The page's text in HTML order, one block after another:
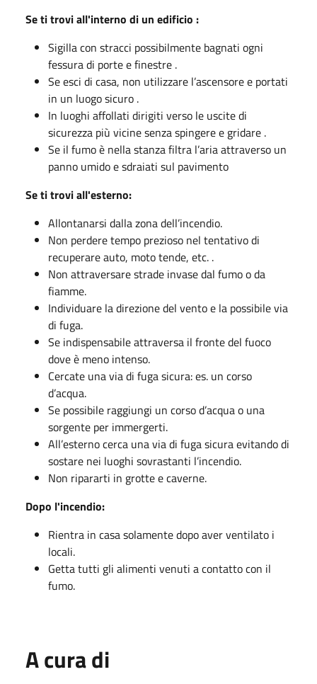
Se ti trovi all'interno di un edificio :
Sigilla con stracci possibilmente bagnati ogni
fessura di porte e finestre .
Se esci di casa, non utilizzare l’ascensore e portati
in un luogo sicuro .
In luoghi affollati dirigiti verso le uscite di
sicurezza più vicine senza spingere e gridare .
Se il fumo è nella stanza filtra l’aria attraverso un
panno umido e sdraiati sul pavimento
Se ti trovi all'esterno:
Allontanarsi dalla zona dell’incendio.
Non perdere tempo prezioso nel tentativo di
recuperare auto, moto tende, etc. .
Non attraversare strade invase dal fumo o da
fiamme.
Individuare la direzione del vento e la possibile via
di fuga.
Se indispensabile attraversa il fronte del fuoco
dove è meno intenso.
Cercate una via di fuga sicura: es. un corso
d’acqua.
Se possibile raggiungi un corso d’acqua o una
sorgente per immergerti.
All’esterno cerca una via di fuga sicura evitando di
sostare nei luoghi sovrastanti l’incendio.
Non ripararti in grotte e caverne.
Dopo l'incendio:
Rientra in casa solamente dopo aver ventilato i
locali.
Getta tutti gli alimenti venuti a contatto con il
fumo.
A cura di